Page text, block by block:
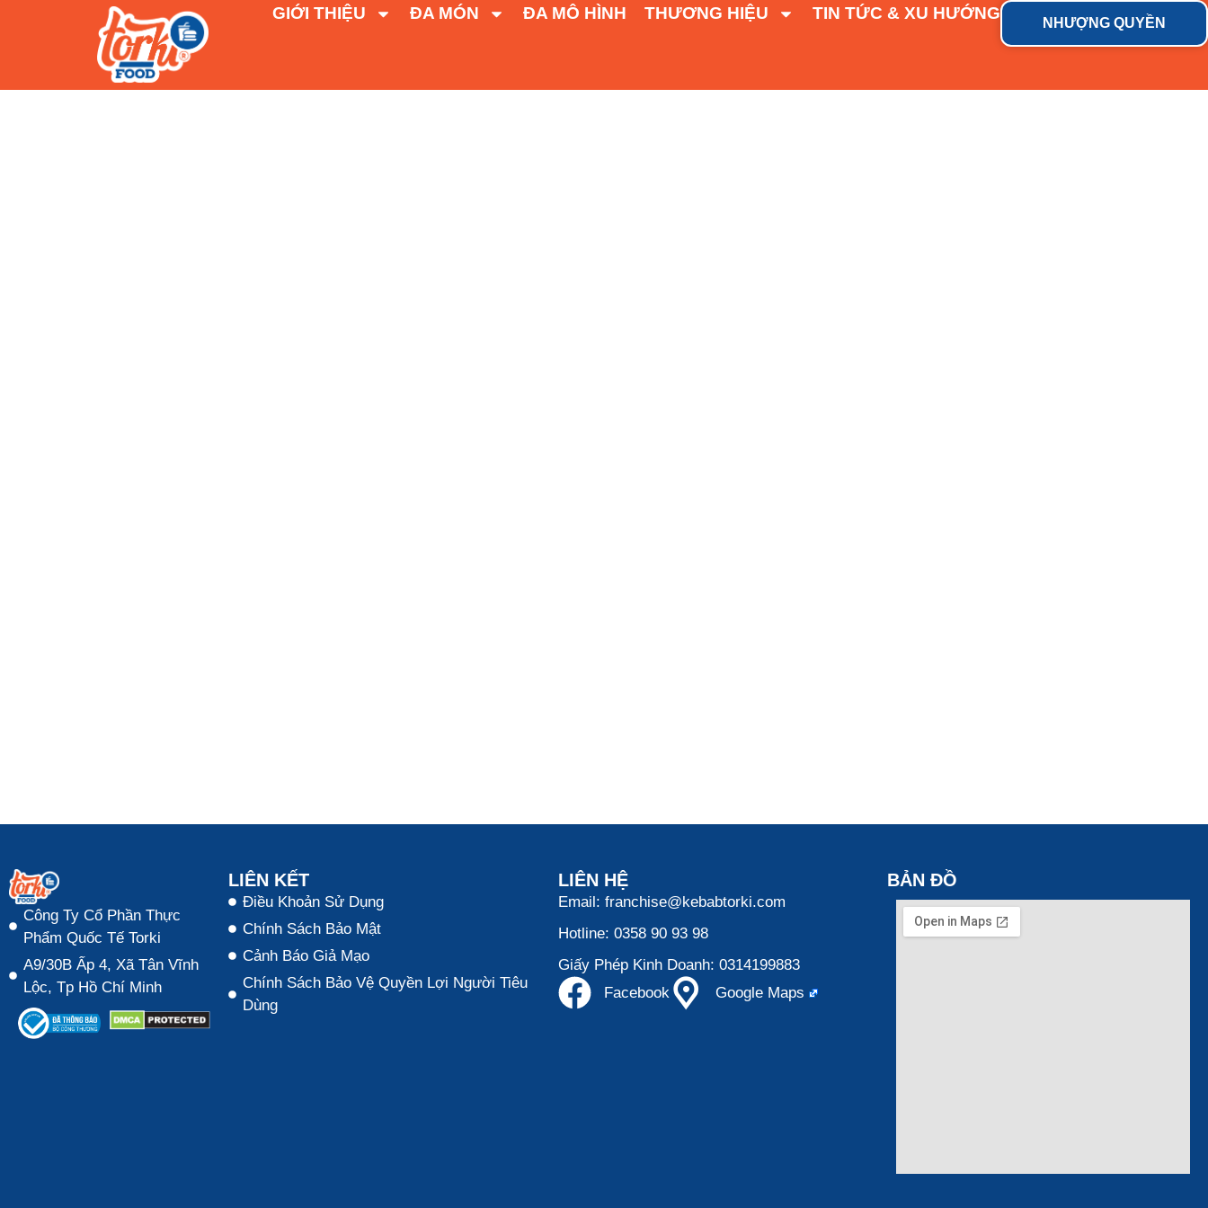
GIỚI THIỆU ĐA MÓN ĐA MÔ HÌNH THƯƠNG HIỆU TIN TỨC & XU HƯỚNG
NHƯỢNG QUYỀN
Công Ty Cổ Phần Thực
Phẩm Quốc Tế Torki
A9/30B Ấp 4, Xã Tân Vĩnh
Lộc, Tp Hồ Chí Minh
LIÊN KẾT
Điều Khoản Sử Dụng
Chính Sách Bảo Mật
Cảnh Báo Giả Mạo
Chính Sách Bảo Vệ Quyền Lợi Người Tiêu
Dùng
LIÊN HỆ
Email: franchise@kebabtorki.com
Hotline: 0358 90 93 98
Giấy Phép Kinh Doanh: 0314199883
Facebook
Google Maps
BẢN ĐỒ